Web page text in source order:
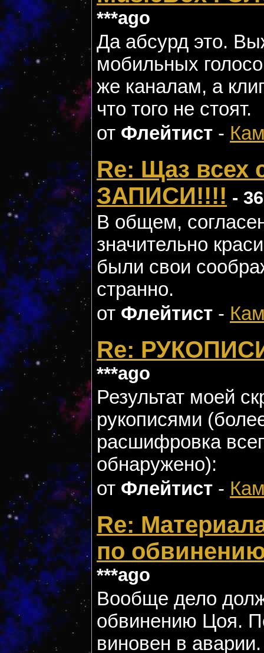
***ago
Да абсурд это.
мобильных
же каналам, а
что того не стоят.
от Флейтист -
Re: Щаз всех
ЗАПИСИ!!!! -
В общем,
значительно
были свои
странно.
от Флейтист -
Re:
***ago
Результат моей
рукописями
расшифровка
обнаружено):
от Флейтист -
Re:
по
***ago
Вообще дело
обвинению Цоя.
виновен в